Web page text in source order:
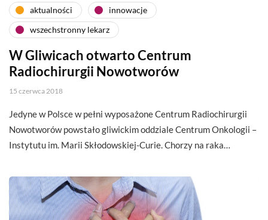
aktualności
innowacje
wszechstronny lekarz
W Gliwicach otwarto Centrum
Radiochirurgii Nowotworów
15 czerwca 2018
Jedyne w Polsce w pełni wyposażone Centrum Radiochirurgii
Nowotworów powstało gliwickim oddziale Centrum Onkologii –
Instytutu im. Marii Skłodowskiej-Curie. Chorzy na raka…